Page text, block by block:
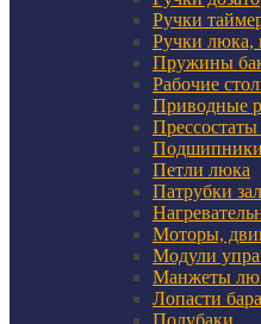
Ручки
Ручки люка,
Пружины
Рабочие
Приводные
Подшипники
Петли люка
Патрубки
Моторы,
Модули
Манжеты
Лопасти
Полубаки